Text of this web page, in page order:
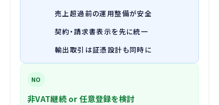
売上超過前の運用整備が安全
契約・請求書表示を先に統一
輸出取引は証憑設計も同時に
NO
非VAT継続 or 任意登録を検討